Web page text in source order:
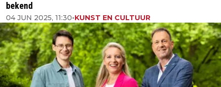
bekend
04 JUN 2025, 11:30•KUNST EN CULTUUR